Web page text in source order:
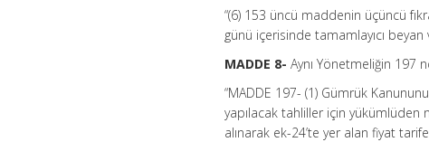
“(6) 153 üncü maddenin üçüncü
günü içerisinde tamamlayıcı beyan
MADDE 8-Aynı Yönetmeliğin 197
“MADDE 197- (1) Gümrük
yapılacak tahliller için
alınarak ek-24’te yer alan fiyat